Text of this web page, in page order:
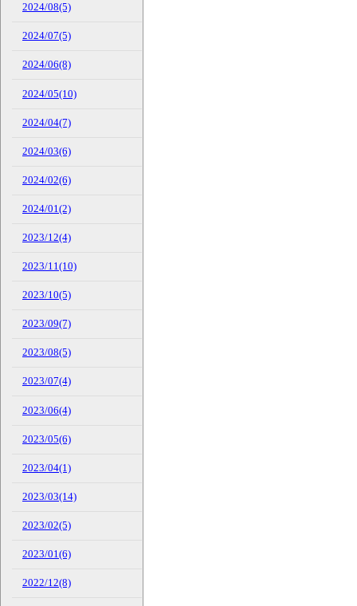
2024/08(5)
2024/07(5)
2024/06(8)
2024/05(10)
2024/04(7)
2024/03(6)
2024/02(6)
2024/01(2)
2023/12(4)
2023/11(10)
2023/10(5)
2023/09(7)
2023/08(5)
2023/07(4)
2023/06(4)
2023/05(6)
2023/04(1)
2023/03(14)
2023/02(5)
2023/01(6)
2022/12(8)